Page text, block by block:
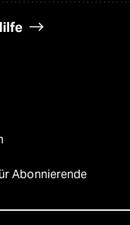
Abonnierende